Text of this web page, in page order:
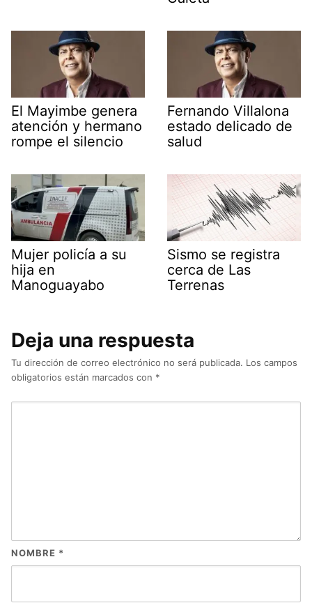
El Mayimbe genera
atención y hermano
rompe el silencio
Fernando Villalona
estado delicado de
salud
Mujer policía a su
hija en
Manoguayabo
Sismo se registra
cerca de Las
Terrenas
Deja una respuesta
Tu dirección de correo electrónico no será publicada. Los campos
obligatorios están marcados con *
NOMBRE *